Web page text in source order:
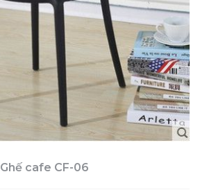
Ghế cafe CF-06